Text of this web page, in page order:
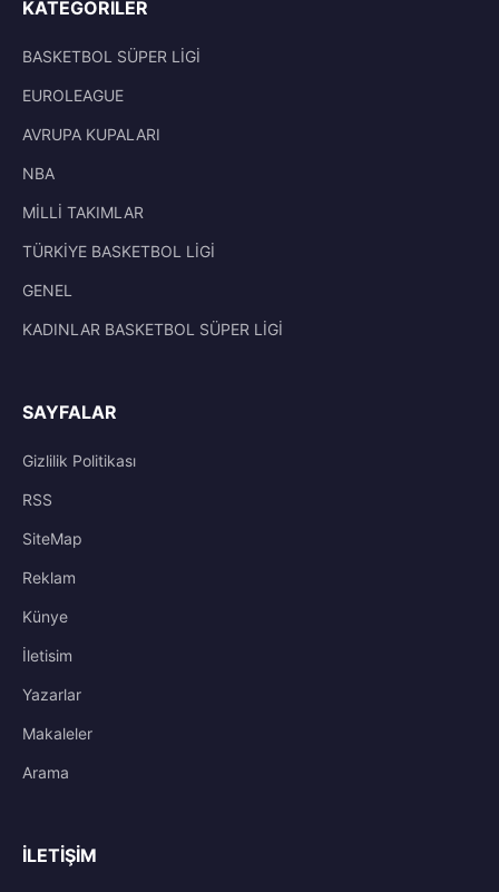
KATEGORILER
BASKETBOL SÜPER LİGİ
EUROLEAGUE
AVRUPA KUPALARI
NBA
MİLLİ TAKIMLAR
TÜRKİYE BASKETBOL LİGİ
GENEL
KADINLAR BASKETBOL SÜPER LİGİ
SAYFALAR
Gizlilik Politikası
RSS
SiteMap
Reklam
Künye
İletisim
Yazarlar
Makaleler
Arama
İLETIŞIM